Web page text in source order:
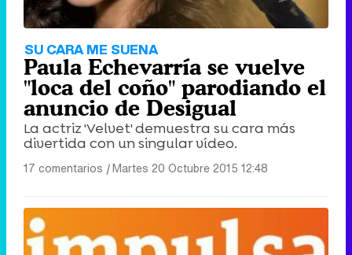
SU CARA ME SUENA
Paula Echevarría se vuelve
"loca del coño" parodiando el
anuncio de Desigual
La actriz 'Velvet' demuestra su cara más
divertida con un singular vídeo.
17 comentarios |Martes 20 Octubre 2015 12:48